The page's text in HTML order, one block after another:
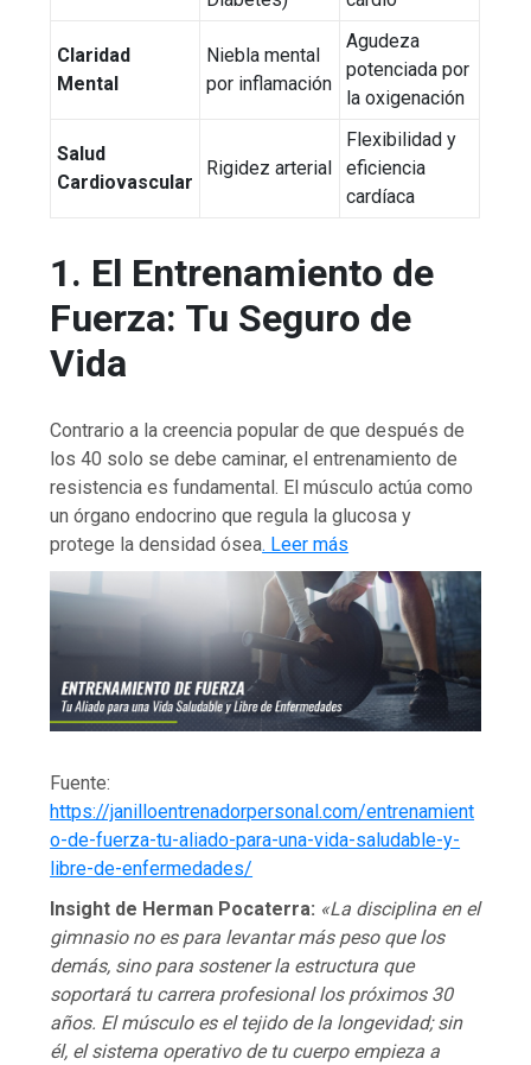
Claridad
Mental
Niebla mental
por inflamación
Agudeza
potenciada por
la oxigenación
Salud
Cardiovascular
Rigidez arterial
Flexibilidad y
eficiencia
cardíaca
1. El Entrenamiento de
Fuerza: Tu Seguro de
Vida
Contrario a la creencia popular de que después de
los 40 solo se debe caminar, el entrenamiento de
resistencia es fundamental. El músculo actúa como
un órgano endocrino que regula la glucosa y
protege la densidad ósea. Leer más
Fuente:
https://janilloentrenadorpersonal.com/entrenamient
o-de-fuerza-tu-aliado-para-una-vida-saludable-y-
libre-de-enfermedades/
Insight de Herman Pocaterra: «La disciplina en el
gimnasio no es para levantar más peso que los
demás, sino para sostener la estructura que
soportará tu carrera profesional los próximos 30
años. El músculo es el tejido de la longevidad; sin
él, el sistema operativo de tu cuerpo empieza a